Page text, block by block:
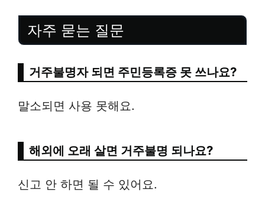
자주 묻는 질문
거주불명자 되면 주민등록증 못 쓰나요?
말소되면 사용 못해요.
해외에 오래 살면 거주불명 되나요?
신고 안 하면 될 수 있어요.